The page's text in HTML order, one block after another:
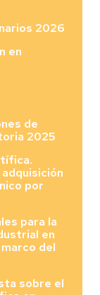
2026
en
de
2025
por
para la
en
del
sobre el